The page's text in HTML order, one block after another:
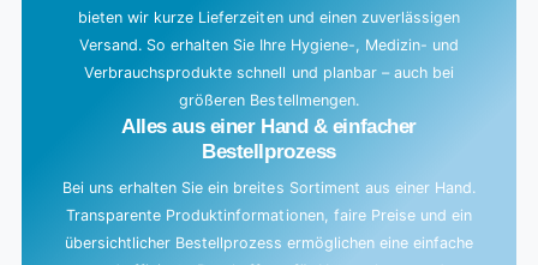
bieten wir kurze Lieferzeiten und einen zuverlässigen
Versand. So erhalten Sie Ihre Hygiene-, Medizin- und
Verbrauchsprodukte schnell und planbar – auch bei
größeren Bestellmengen.
Alles aus einer Hand & einfacher
Bestellprozess
Bei uns erhalten Sie ein breites Sortiment aus einer Hand.
Transparente Produktinformationen, faire Preise und ein
übersichtlicher Bestellprozess ermöglichen eine einfache